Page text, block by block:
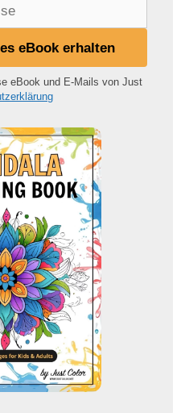
eBook erhalten
eBook und E-Mails von Just